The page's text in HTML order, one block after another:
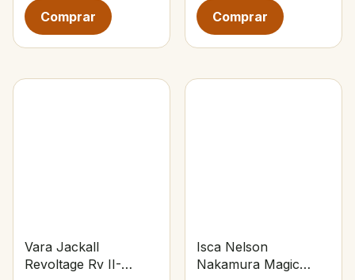
Vara Jackall
Revoltage Rv II-
Isca Nelson
Nakamura Magic